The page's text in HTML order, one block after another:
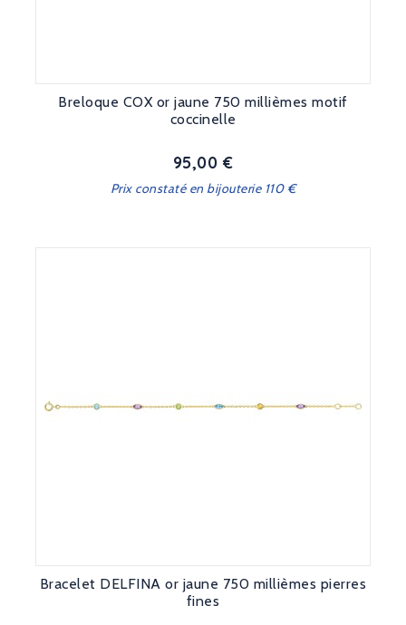
Breloque COX or jaune 750 millièmes motif
coccinelle
Prix
95,00 €
Prix constaté en bijouterie 110 €
Bracelet DELFINA or jaune 750 millièmes pierres
fines